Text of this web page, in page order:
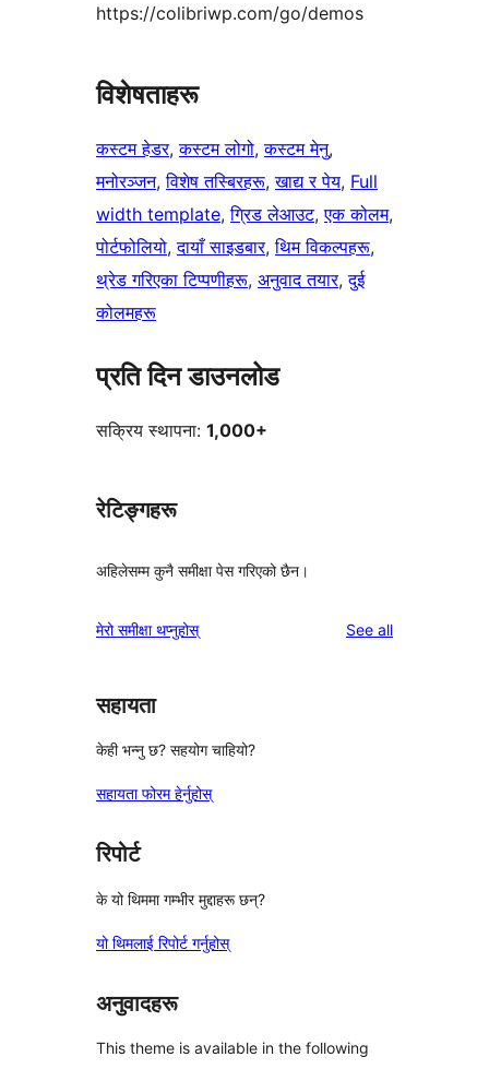
https://colibriwp.com/go/demos
विशेषताहरू
कस्टम हेडर, कस्टम लोगो, कस्टम मेनु
मनोरञ्जन, विशेष तस्बिरहरू, खाद्य र पेय, Full
width template, ग्रिड लेआउट, एक कोलम
पोर्टफोलियो, दायाँ साइडबार, थिम विकल्पहरू
थ्रेड गरिएका टिप्पणीहरू, अनुवाद तयार, दुई
कोलमहरू
प्रति दिन डाउनलोड
सक्रिय स्थापना: 1,000+
रेटिङ्गहरू
अहिलेसम्म कुनै समीक्षा पेस गरिएको छैन।
मेरो समीक्षा थप्नुहोस् See allreviews
सहायता
केही भन्नु छ? सहयोग चाहियो?
सहायता फोरम हेर्नुहोस्
रिपोर्ट
के यो थिममा गम्भीर मुद्दाहरू छन्?
यो थिमलाई रिपोर्ट गर्नुहोस्
अनुवादहरू
This theme is available in the following